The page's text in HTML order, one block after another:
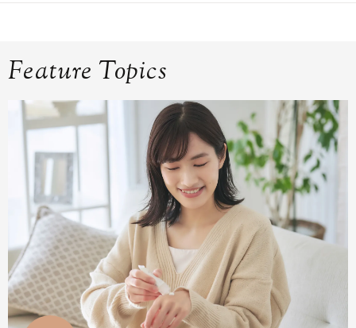
Feature Topics